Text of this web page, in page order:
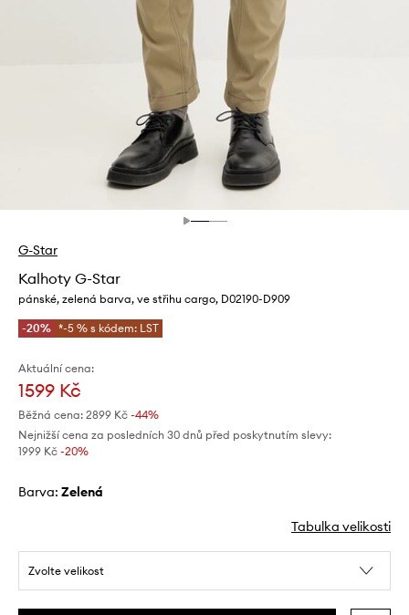
G-Star
Kalhoty G-Star
pánské, zelená barva, ve střihu cargo, D02190-D909
-20% *-5 % s kódem: LST
Aktuální cena:
1599 Kč
Běžná cena: 2899 Kč -44%
Nejnižší cena za posledních 30 dnů před poskytnutím slevy:
1999 Kč -20%
Barva: zelená
Tabulka velikosti
Zvolte velikost